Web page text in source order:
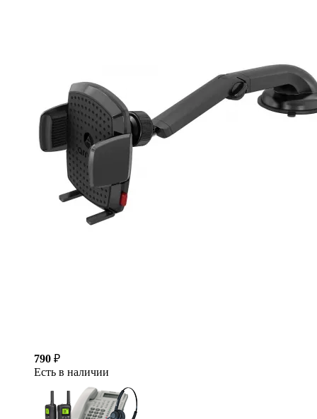
790 ₽
Есть в наличии